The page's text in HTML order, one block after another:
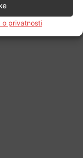
o privatnosti